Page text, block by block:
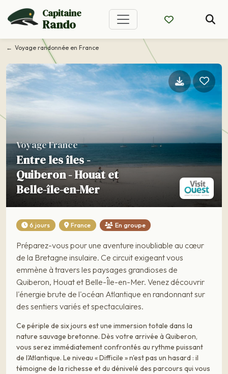
Capitaine
Rando
Voyage randonnée en France
Voyage France
Entre les îles -
Quiberon - Houat et
Belle-île-en-Mer
6 jours France En groupe
Préparez-vous pour une aventure inoubliable au cœur
de la Bretagne insulaire. Ce circuit exigeant vous
emmène à travers les paysages grandioses de
Quiberon, Houat et Belle-Île-en-Mer. Venez découvrir
l'énergie brute de l'océan Atlantique en randonnant sur
des sentiers variés et spectaculaires.
Ce périple de six jours est une immersion totale dans la
nature sauvage bretonne. Dès votre arrivée à Quiberon,
vous serez immédiatement confrontés au rythme puissant
de l'Atlantique. Le niveau « Difficile » n'est pas un hasard : il
témoigne de la richesse et du dénivelé des parcours qui vous